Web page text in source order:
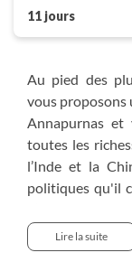
Au pied des
vous proposons
Annapurnas et
toutes les
l’Inde et la
politiques qu'il
diversités
traditions
Lire la suite
11 jours